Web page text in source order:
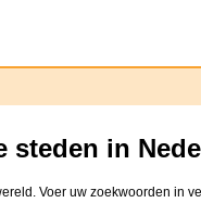
in
Voer uw zoekwoorden in